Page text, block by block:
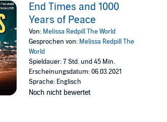
End Times and 1000
Years of Peace
Von: Melissa Redpill The World
Gesprochen von: Melissa Redpill The
World
Spieldauer: 7 Std. und 45 Min.
Erscheinungsdatum: 06.03.2021
Sprache: Englisch
Noch nicht bewertet